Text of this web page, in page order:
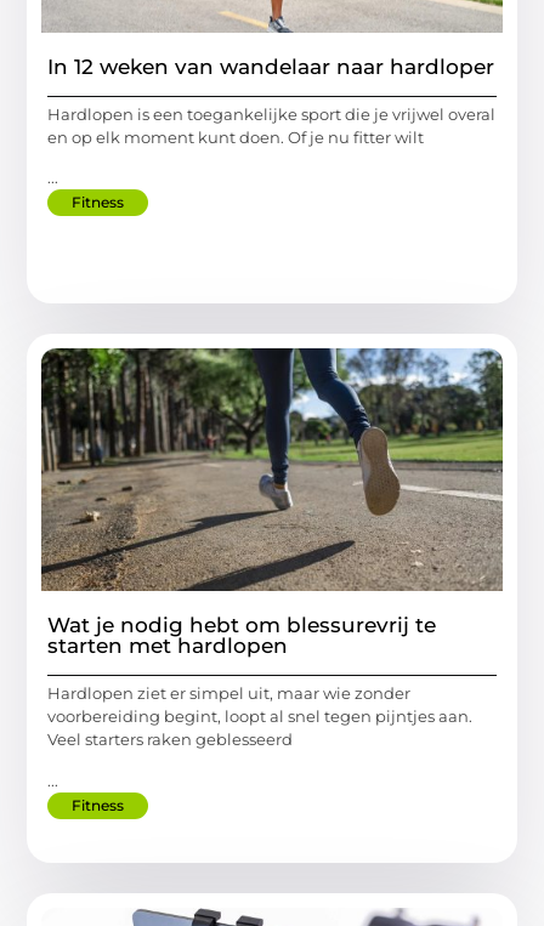
In 12 weken van wandelaar naar hardloper
Hardlopen is een toegankelijke sport die je vrijwel overal
en op elk moment kunt doen. Of je nu fitter wilt
...
Fitness
Wat je nodig hebt om blessurevrij te
starten met hardlopen
Hardlopen ziet er simpel uit, maar wie zonder
voorbereiding begint, loopt al snel tegen pijntjes aan.
Veel starters raken geblesseerd
...
Fitness